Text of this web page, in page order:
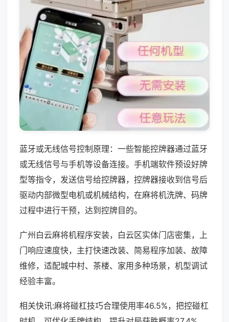
蓝牙或无线信号控制原理：一些智能控牌器通过蓝牙
或无线信号与手机等设备连接。手机端软件预设好牌
型等指令，发送信号给控牌器，控牌器接收到信号后
驱动内部微型电机或机械结构，在麻将机洗牌、码牌
过程中进行干预，达到控牌目的。
广州白云麻将机程序安装，白云区实体门店密集，上
门响应速度快，主打快速改装、简易程序加装、故障
维修，适配城中村、茶楼、家用多种场景，机型调试
经验丰富。
相关快讯:麻将碰杠技巧合理使用率46.5%，把控碰杠